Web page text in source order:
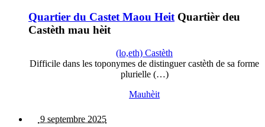
Quartier du Castet Maou Heit Quartièr deu
Castèth mau hèit
(lo,eth) Castèth
Difficile dans les toponymes de distinguer castèth de sa forme
plurielle (…)
Mauhèit
9 septembre 2025